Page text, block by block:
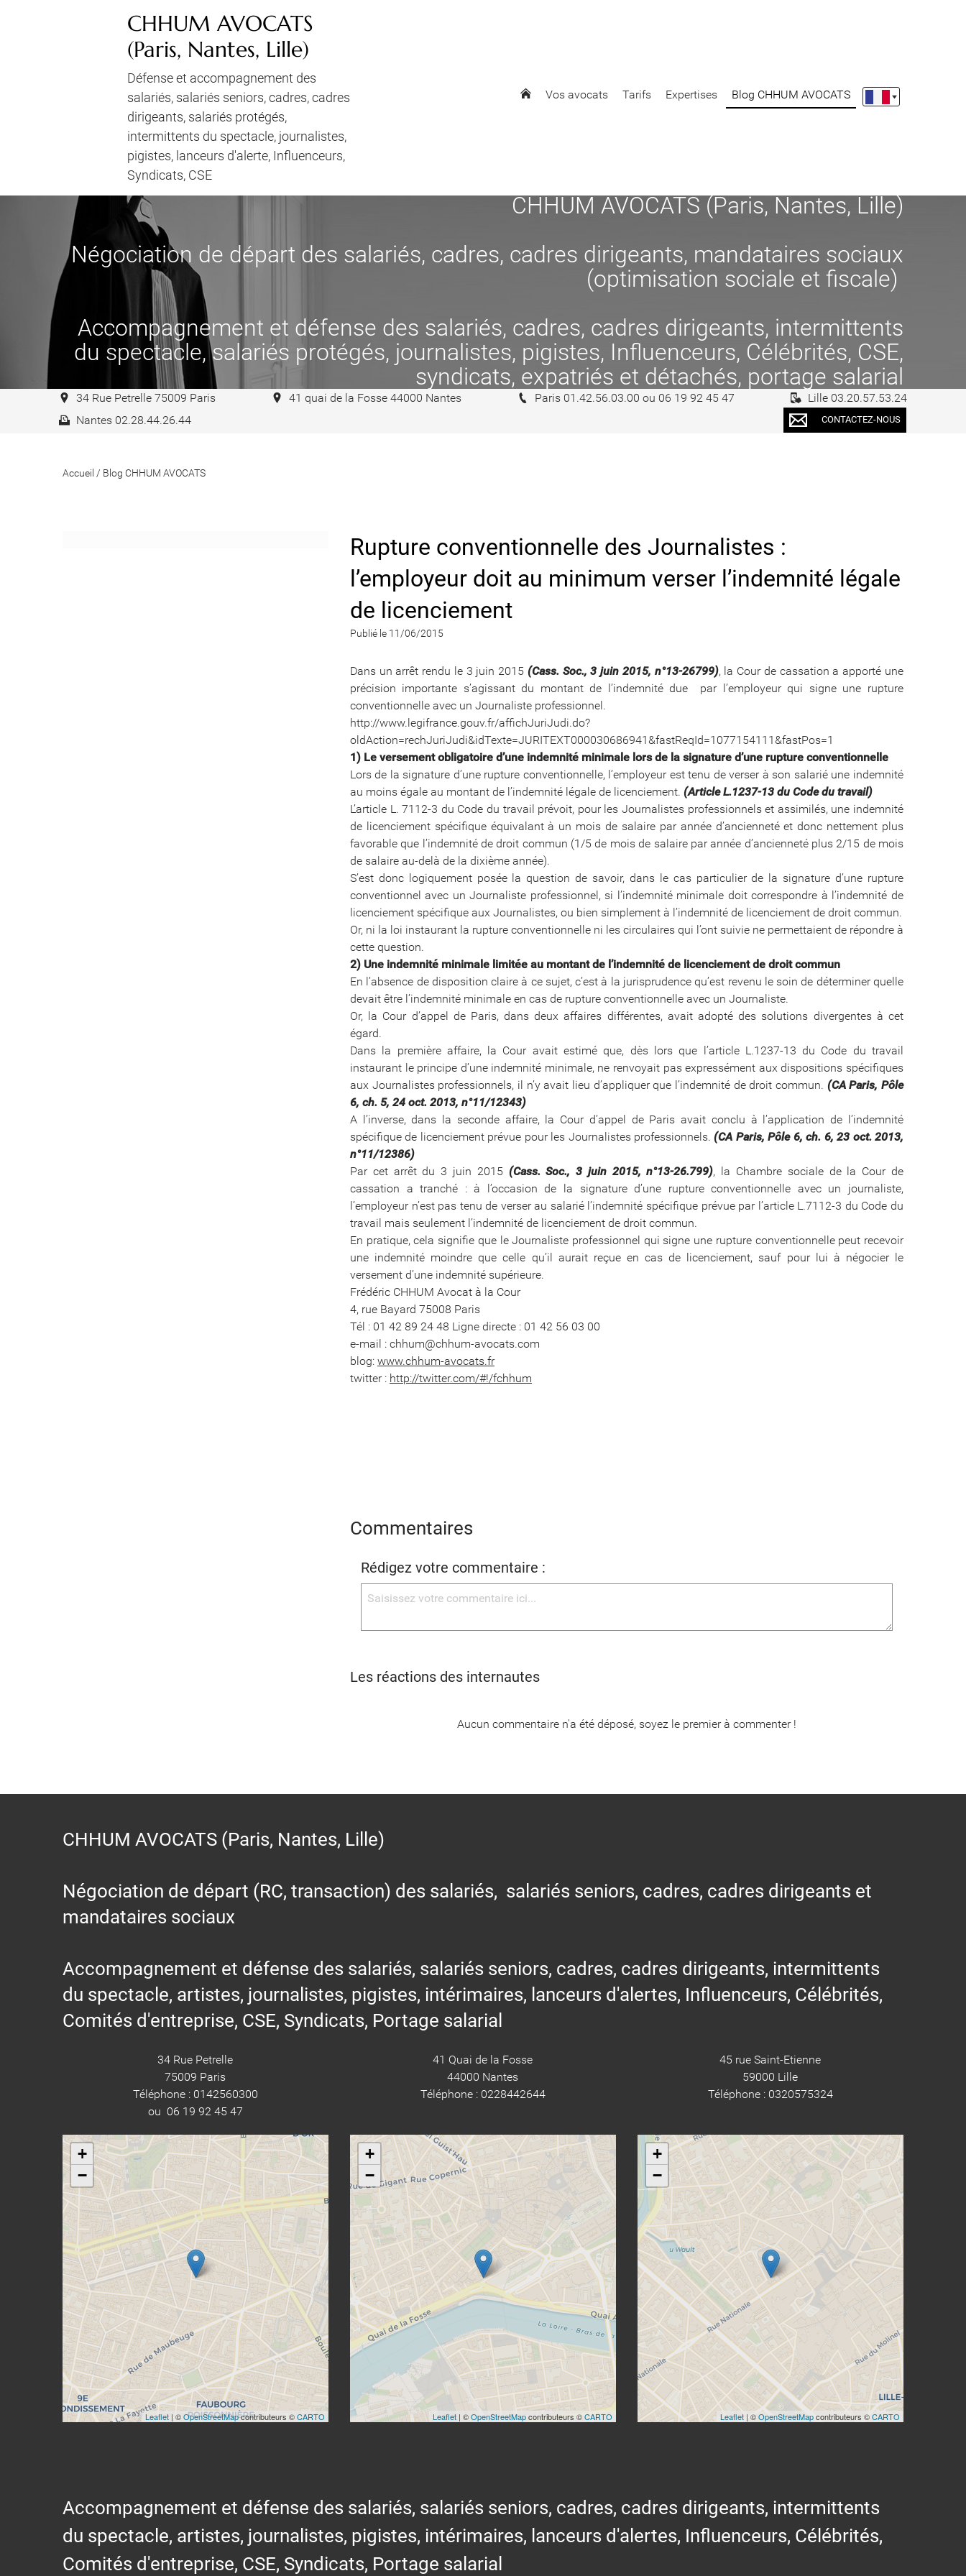
CHHUM AVOCATS
(Paris, Nantes, Lille)
Défense et accompagnement des
salariés, salariés seniors, cadres, cadres
dirigeants, salariés protégés,
intermittents du spectacle, journalistes,
pigistes, lanceurs d'alerte, Influenceurs,
Syndicats, CSE
Vos avocats Tarifs Expertises Blog CHHUM AVOCATS
CHHUM AVOCATS (Paris, Nantes, Lille)
Négociation de départ des salariés, cadres, cadres dirigeants, mandataires sociaux
(optimisation sociale et fiscale)
Accompagnement et défense des salariés, cadres, cadres dirigeants, intermittents
du spectacle, salariés protégés, journalistes, pigistes, Influenceurs, Célébrités, CSE,
syndicats, expatriés et détachés, portage salarial
34 Rue Petrelle 75009 Paris 41 quai de la Fosse 44000 Nantes Paris 01.42.56.03.00 ou 06 19 92 45 47
Lille 03.20.57.53.24
Nantes 02.28.44.26.44
CONTACTEZ-NOUS
Accueil / Blog CHHUM AVOCATS
Rupture conventionnelle des Journalistes :
l’employeur doit au minimum verser l’indemnité légale
de licenciement
Publié le 11/06/2015
Dans un arrêt rendu le 3 juin 2015 (Cass. Soc., 3 juin 2015, n°13-26799), la Cour de cassation a apporté une
précision importante s’agissant du montant de l’indemnité due par l’employeur qui signe une rupture
conventionnelle avec un Journaliste professionnel.
http://www.legifrance.gouv.fr/affichJuriJudi.do?
oldAction=rechJuriJudi&idTexte=JURITEXT000030686941&fastReqId=1077154111&fastPos=1
1) Le versement obligatoire d’une indemnité minimale lors de la signature d’une rupture conventionnelle
Lors de la signature d’une rupture conventionnelle, l’employeur est tenu de verser à son salarié une indemnité
au moins égale au montant de l’indemnité légale de licenciement. (Article L.1237-13 du Code du travail)
L’article L. 7112-3 du Code du travail prévoit, pour les Journalistes professionnels et assimilés, une indemnité
de licenciement spécifique équivalant à un mois de salaire par année d’ancienneté et donc nettement plus
favorable que l’indemnité de droit commun (1/5 de mois de salaire par année d’ancienneté plus 2/15 de mois
de salaire au-delà de la dixième année).
S’est donc logiquement posée la question de savoir, dans le cas particulier de la signature d’une rupture
conventionnel avec un Journaliste professionnel, si l’indemnité minimale doit correspondre à l’indemnité de
licenciement spécifique aux Journalistes, ou bien simplement à l’indemnité de licenciement de droit commun.
Or, ni la loi instaurant la rupture conventionnelle ni les circulaires qui l’ont suivie ne permettaient de répondre à
cette question.
2) Une indemnité minimale limitée au montant de l’indemnité de licenciement de droit commun
En l’absence de disposition claire à ce sujet, c’est à la jurisprudence qu’est revenu le soin de déterminer quelle
devait être l’indemnité minimale en cas de rupture conventionnelle avec un Journaliste.
Or, la Cour d’appel de Paris, dans deux affaires différentes, avait adopté des solutions divergentes à cet
égard.
Dans la première affaire, la Cour avait estimé que, dès lors que l’article L.1237-13 du Code du travail
instaurant le principe d’une indemnité minimale, ne renvoyait pas expressément aux dispositions spécifiques
aux Journalistes professionnels, il n’y avait lieu d’appliquer que l’indemnité de droit commun. (CA Paris, Pôle
6, ch. 5, 24 oct. 2013, n°11/12343)
A l’inverse, dans la seconde affaire, la Cour d’appel de Paris avait conclu à l’application de l’indemnité
spécifique de licenciement prévue pour les Journalistes professionnels. (CA Paris, Pôle 6, ch. 6, 23 oct. 2013,
n°11/12386)
Par cet arrêt du 3 juin 2015 (Cass. Soc., 3 juin 2015, n°13-26.799), la Chambre sociale de la Cour de
cassation a tranché : à l’occasion de la signature d’une rupture conventionnelle avec un journaliste,
l’employeur n’est pas tenu de verser au salarié l’indemnité spécifique prévue par l’article L.7112-3 du Code du
travail mais seulement l’indemnité de licenciement de droit commun.
En pratique, cela signifie que le Journaliste professionnel qui signe une rupture conventionnelle peut recevoir
une indemnité moindre que celle qu’il aurait reçue en cas de licenciement, sauf pour lui à négocier le
versement d’une indemnité supérieure.
Frédéric CHHUM Avocat à la Cour
4, rue Bayard 75008 Paris
Tél : 01 42 89 24 48 Ligne directe : 01 42 56 03 00
e-mail : chhum@chhum-avocats.com
blog: www.chhum-avocats.fr
twitter : http://twitter.com/#!/fchhum
Commentaires
Rédigez votre commentaire :
Les réactions des internautes
Aucun commentaire n'a été déposé, soyez le premier à commenter !
CHHUM AVOCATS (Paris, Nantes, Lille)
Négociation de départ (RC, transaction) des salariés, salariés seniors, cadres, cadres dirigeants et
mandataires sociaux
Accompagnement et défense des salariés, salariés seniors, cadres, cadres dirigeants, intermittents
du spectacle, artistes, journalistes, pigistes, intérimaires, lanceurs d'alertes, Influenceurs, Célébrités,
Comités d'entreprise, CSE, Syndicats, Portage salarial
34 Rue Petrelle
75009 Paris
Téléphone : 0142560300
ou 06 19 92 45 47
+
−
Leaflet| ©OpenStreetMapcontributeurs ©CARTO
41 Quai de la Fosse
44000 Nantes
Téléphone : 0228442644
+
−
Leaflet| ©OpenStreetMapcontributeurs ©CARTO
45 rue Saint-Etienne
59000 Lille
Téléphone : 0320575324
+
−
Leaflet| ©OpenStreetMapcontributeurs ©CARTO
Accompagnement et défense des salariés, salariés seniors, cadres, cadres dirigeants, intermittents
du spectacle, artistes, journalistes, pigistes, intérimaires, lanceurs d'alertes, Influenceurs, Célébrités,
Comités d'entreprise, CSE, Syndicats, Portage salarial